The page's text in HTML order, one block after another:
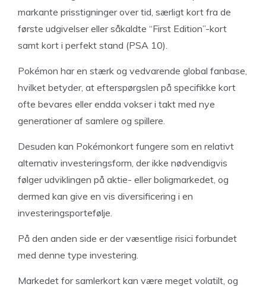
markante prisstigninger over tid, særligt kort fra de
første udgivelser eller såkaldte “First Edition”-kort
samt kort i perfekt stand (PSA 10).
Pokémon har en stærk og vedvarende global fanbase,
hvilket betyder, at efterspørgslen på specifikke kort
ofte bevares eller endda vokser i takt med nye
generationer af samlere og spillere.
Desuden kan Pokémonkort fungere som en relativt
alternativ investeringsform, der ikke nødvendigvis
følger udviklingen på aktie- eller boligmarkedet, og
dermed kan give en vis diversificering i en
investeringsportefølje.
På den anden side er der væsentlige risici forbundet
med denne type investering.
Markedet for samlerkort kan være meget volatilt, og